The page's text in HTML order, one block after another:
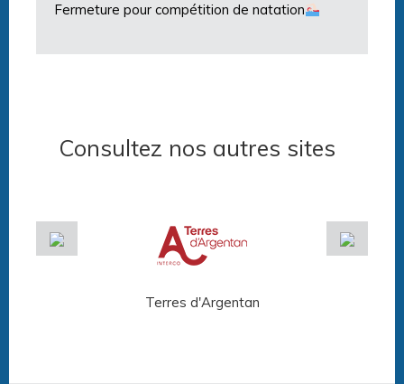
Fermeture pour compétition de natation
Consultez nos autres sites
Terres d'Argentan